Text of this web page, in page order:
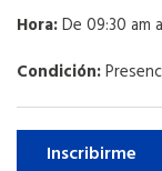
Hora:De 09:30 am
Condición:
Inscribirme